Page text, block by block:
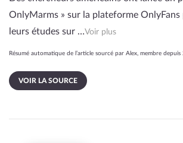
OnlyMarms » sur la plateforme
leurs études sur …Voir plus
Résumé automatique de l’article sourcé par Alex, membre depuis
VOIR LA SOURCE